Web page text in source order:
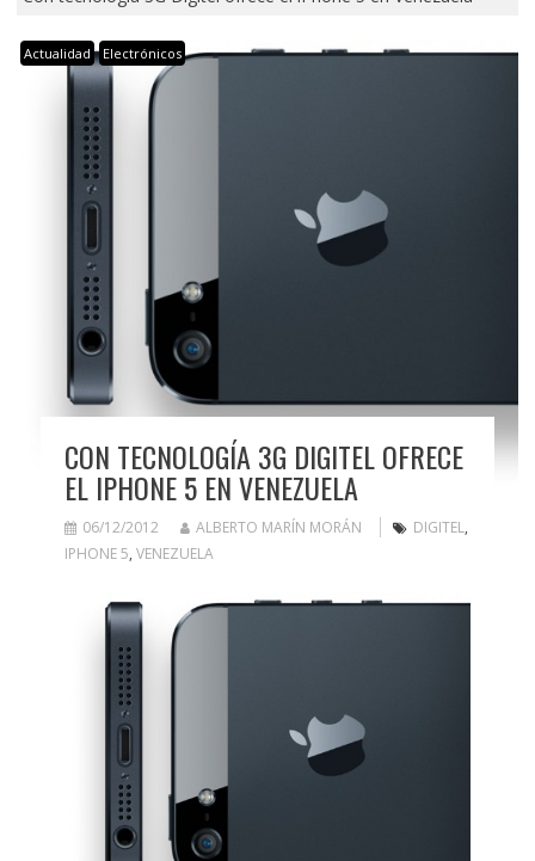
Actualidad Electrónicos
CON TECNOLOGÍA 3G DIGITEL OFRECE
EL IPHONE 5 EN VENEZUELA
06/12/2012 ALBERTO MARÍN MORÁN DIGITEL,
IPHONE 5, VENEZUELA